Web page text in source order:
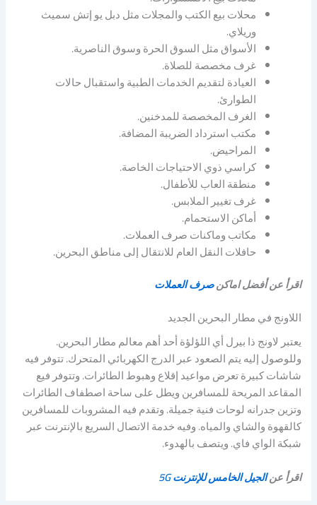
محلات بيع الكتب والمجلات مثل دبل يو إتش سميث
وريلاي.
الأسواق مثل السوق الحرة وسوق الناصرية.
غرف مخصصة للصلاة.
العيادة لتقديم الخدمات الطبية واستقبال حالات
الطوارئ.
الغرف المخصصة للمدخنين.
مكتب استرداد الضريبة المضافة.
المراحيض.
كراسي ذوي الاحتياجات الخاصة.
منطقة العاب للأطفال.
غرف تغيير الملابس.
أماكن الاستحمام.
مكاتب وماكنات صرف العملات.
حافلات النقل العام للانتقال إلى مناطق البحرين.
اقرأ عن أفضل اماكنصرف العملات
اللاونج في مطار البحرين الجديد
يعتبر لاونج ذا بيرل أي اللؤلؤة أحد أهم معالم مطار البحرين.
وللوصول إليه يتم الصعود عبر الدرج الكهربائي المتحرك. تتوفر فيه
شاشات كبيرة تعرض مواعيد إقلاع وهبوط الطائرات. وتتوفر فيع
المقاعد المريحة للمسافرين ويطل على ساحة اصطفاف الطائرات
وتزين جدرانه لوحات فنية جميلة. وتقدم فيه المشروبات للمسافرين
كالقهوة والشاي والمياه. وفيه خدمة الاتصال السريع بالإنترنت عبر
شبكة الواي فاي. ويتصف بالهدوء.
اقرأ عنالجيل الخامس للإنترنت 5G